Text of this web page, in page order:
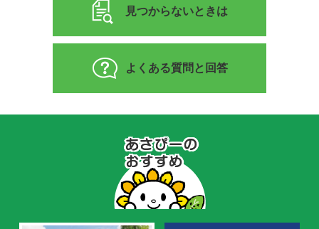
見つからないときは
よくある質問と回答
の
お
す
め